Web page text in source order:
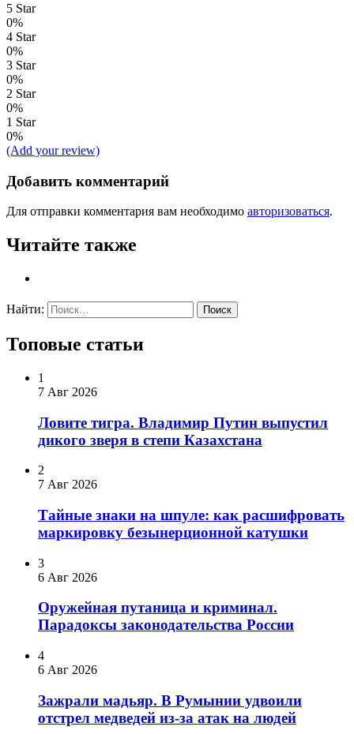
5 Star
0%
4 Star
0%
3 Star
0%
2 Star
0%
1 Star
0%
(Add your review)
Добавить комментарий
Для отправки комментария вам необходимо авторизоваться.
Читайте также
Найти:
Топовые статьи
1
7 Авг 2026
Ловите тигра. Владимир Путин выпустил
дикого зверя в степи Казахстана
2
7 Авг 2026
Тайные знаки на шпуле: как расшифровать
маркировку безынерционной катушки
3
6 Авг 2026
Оружейная путаница и криминал.
Парадоксы законодательства России
4
6 Авг 2026
Зажрали мадьяр. В Румынии удвоили
отстрел медведей из-за атак на людей